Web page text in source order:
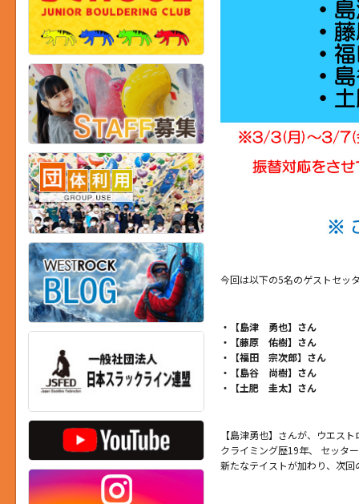
今回は以下の5名のゲストセッ
・【島津 勇也】さん
・【藤原 佑樹】さん
・【福田 宗次郎】さん
・【島谷 尚樹】さん
・【土肥 圭太】さん
【島津勇也】さんが、ウエス
クライミング歴19年、 セッタ
新たなテイストが加わり、次